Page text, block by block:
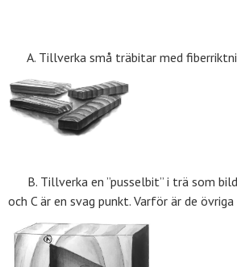
A. Tillverka små träbitar med
B. Tillverka en ”pusselbit” i trä som
och C är en svag punkt. Varför är de